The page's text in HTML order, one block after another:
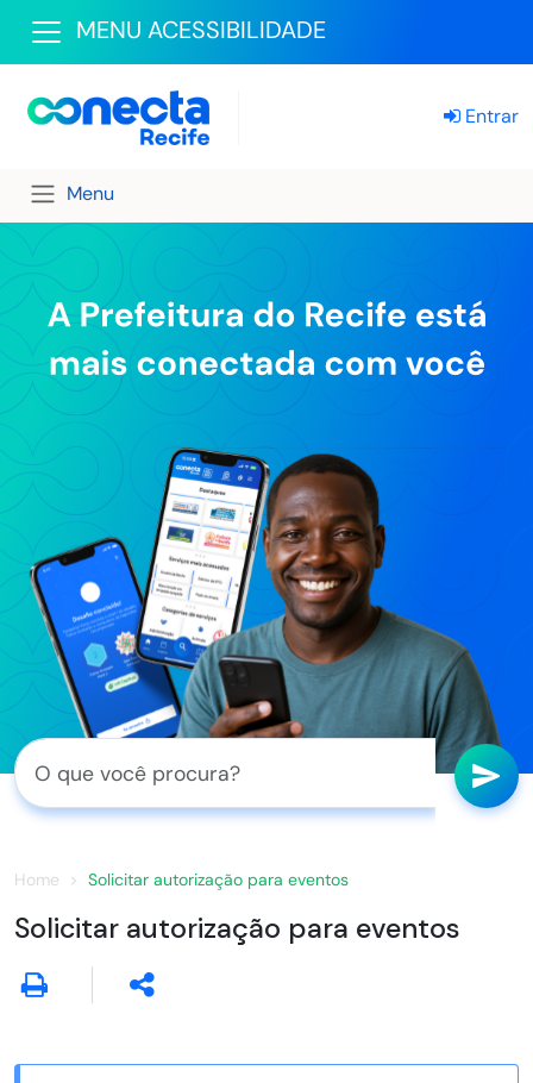
MENU ACESSIBILIDADE
Entrar
Menu
Home Solicitar autorização para eventos
Solicitar autorização para eventos